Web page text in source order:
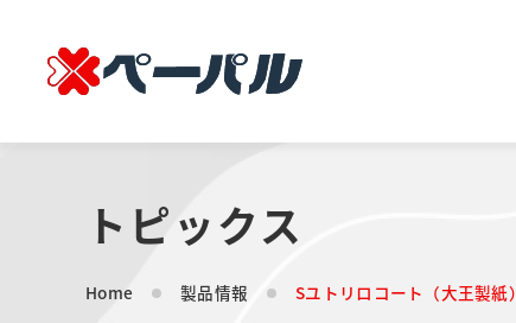
トピックス
Home 製品情報 Sユトリロコート（大王製紙）